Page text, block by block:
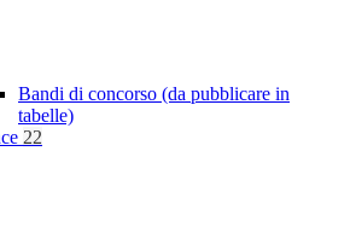
Bandi di concorso (da pubblicare in
tabelle)
22